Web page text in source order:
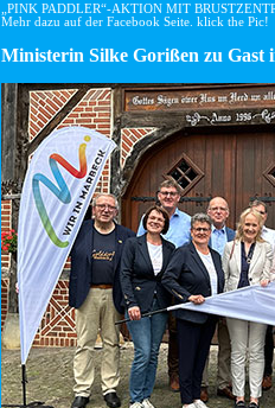
„PINK PADDLER“-AKTION MIT
Mehr dazu auf der Facebook Seite. klick the Pic!
Ministerin Silke Gorißen zu Gast